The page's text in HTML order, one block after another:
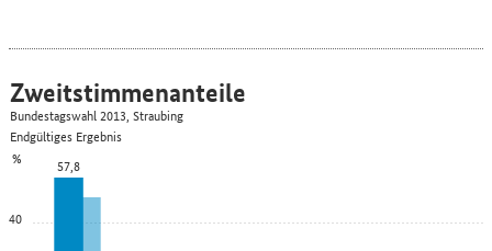
40
% 57,8
Zweitstimmenanteile
Bundestagswahl 2013, Straubing
Endgültiges Ergebnis